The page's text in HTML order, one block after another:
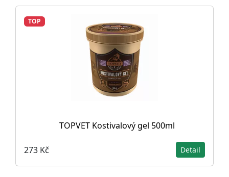
TOP
TOPVET Kostivalový gel 500ml
273 Kč Detail